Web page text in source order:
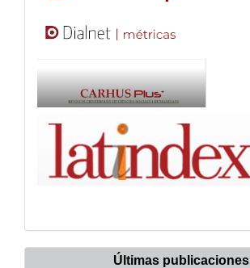
Últimas publicaciones